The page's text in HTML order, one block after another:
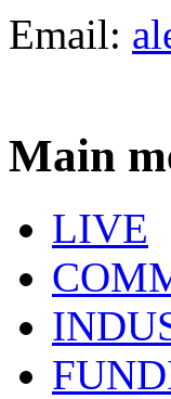
Email:
Main
LIVE